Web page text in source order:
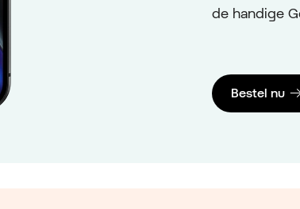
de handige
Bestel nu